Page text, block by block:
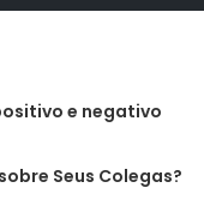
Seus Colegas?